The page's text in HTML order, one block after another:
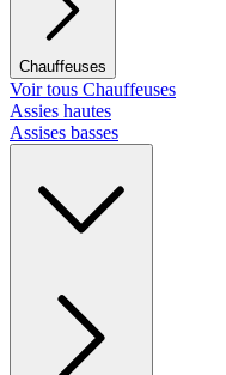
Chauffeuses
Voir tous Chauffeuses
Assies hautes
Assises basses